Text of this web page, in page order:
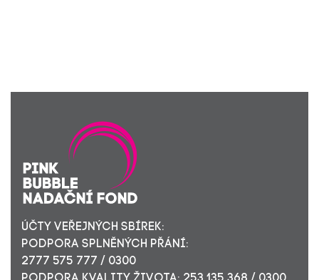
ÚČTY VEŘEJNÝCH SBÍREK:
PODPORA SPLNĚNÝCH PŘÁNÍ:
2777 575 777 / 0300